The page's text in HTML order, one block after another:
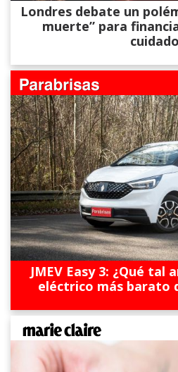
Londres debate un
muerte” para
JMEV Easy 3: ¿Qué tal
eléctrico más barato